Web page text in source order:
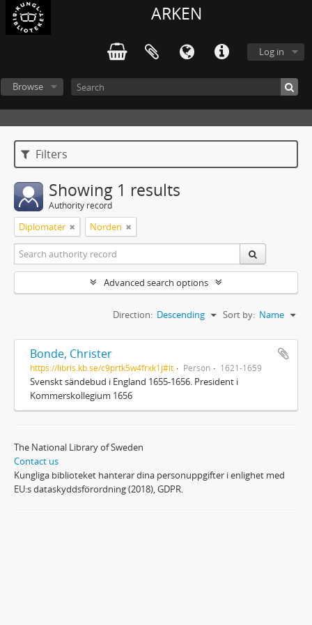
ARKEN
Log in
Browse
Filters
Showing 1 results
Authority record
Diplomater Norden
Advanced search options
Sort by: Name
Direction: Descending
Bonde, Christer
https://libris.kb.se/c9prtk5w4frxk1j#it Person 1621-1659
Svenskt sändebud i England 1655-1656. President i
Kommerskollegium 1656
The National Library of Sweden
Contact us
Kungliga biblioteket hanterar dina personuppgifter i enlighet med
EU:s dataskyddsförordning (2018), GDPR.